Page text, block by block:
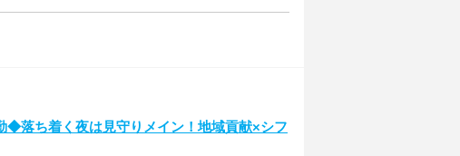
◆落ち着く夜は見守りメイン！地域貢献×シフ